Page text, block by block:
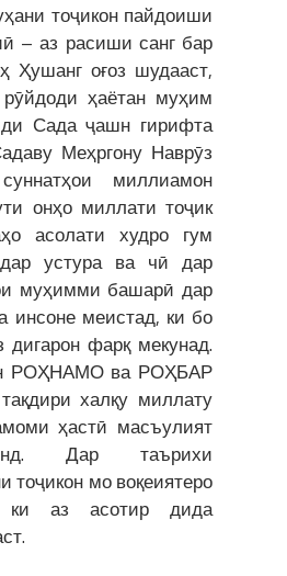
тоҷикон пайдоиши
– аз расиши санг бар
Ҳушанг оғоз шудааст,
ҳаётан муҳим
Сада ҷашн гирифта
Меҳргону Наврӯз
миллиамон
онҳо миллати тоҷик
асолати худро гум
устура ва чӣ дар
муҳимми башарӣ дар
инсоне меистад, ки бо
фарқ мекунад.
РОҲНАМО ва РОҲБАР
халқу миллату
ҳастӣ масъулият
Дар таърихи
тоҷикон мо воқеиятеро
ки аз асотир дида